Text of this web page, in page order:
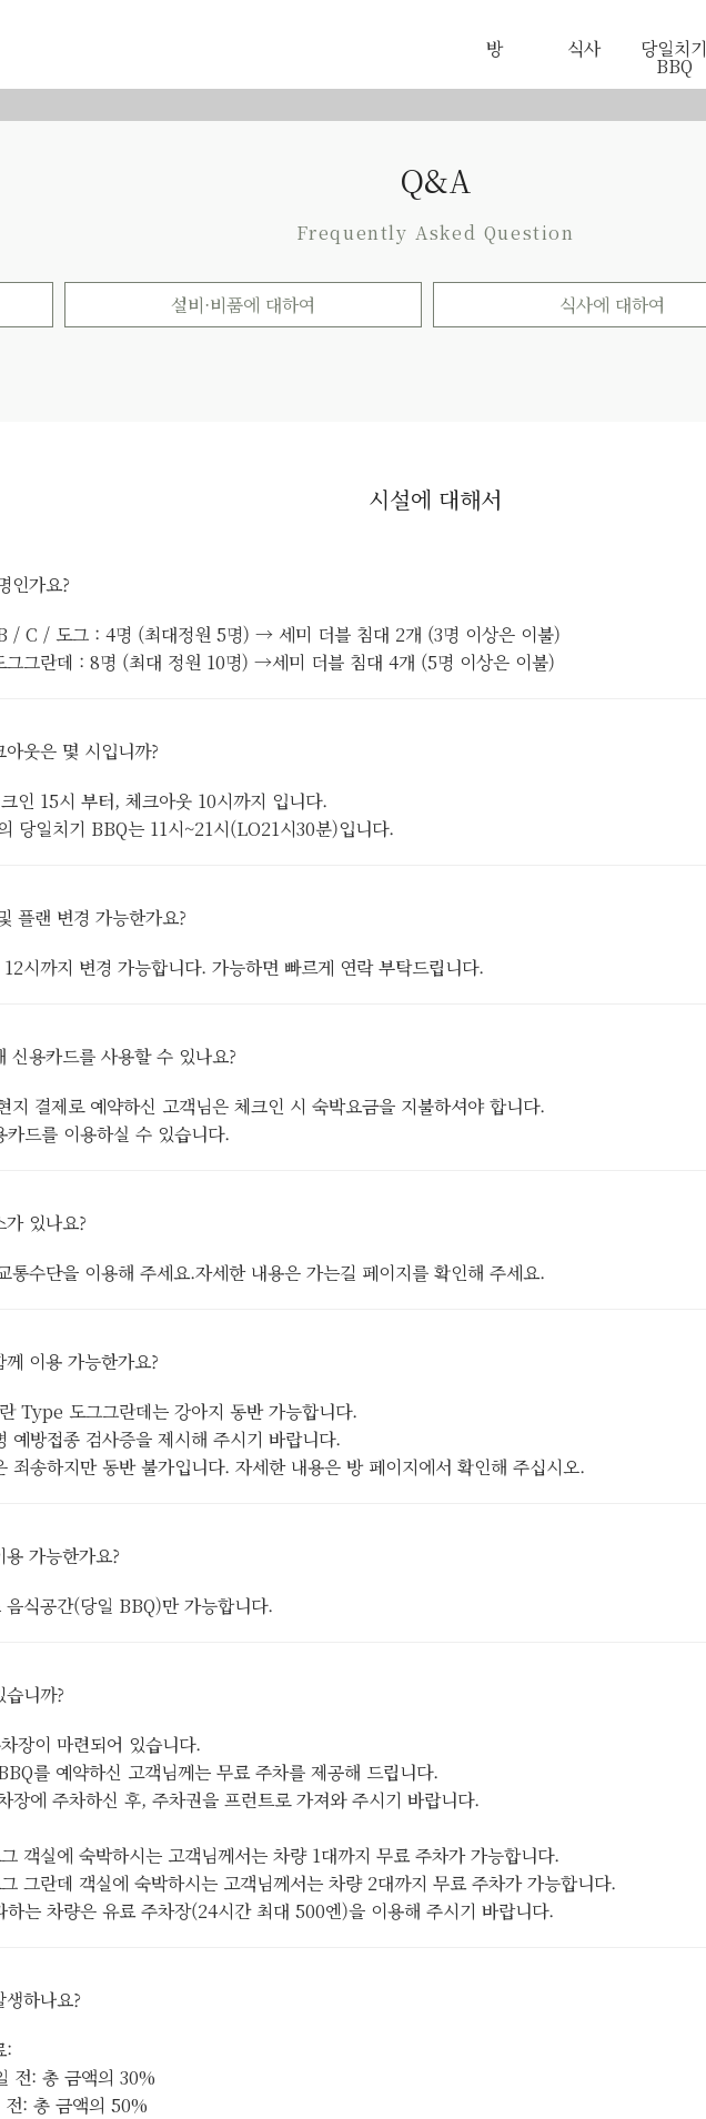
방 식사 당일치기
BBQ
Q&A
Frequently Asked Question
설비·비품에 대하여 식사에 대하여
시설에 대해서
인가요?
/ C / 도그 : 4명 (최대정원 5명) → 세미 더블 침대 2개 (3명 이상은 이불)
그란데 : 8명 (최대 정원 10명) →세미 더블 침대 4개 (5명 이상은 이불)
웃은 몇 시입니까?
인 15시 부터, 체크아웃 10시까지 입니다.
당일치기 BBQ는 11시~21시(LO21시30분)입니다.
플랜 변경 가능한가요?
시까지 변경 가능합니다. 가능하면 빠르게 연락 부탁드립니다.
신용카드를 사용할 수 있나요?
지 결제로 예약하신 고객님은 체크인 시 숙박요금을 지불하셔야 합니다.
카드를 이용하실 수 있습니다.
있나요?
통수단을 이용해 주세요.자세한 내용은 가는길 페이지를 확인해 주세요.
이용 가능한가요?
Type 도그그란데는 강아지 동반 가능합니다.
예방접종 검사증을 제시해 주시기 바랍니다.
죄송하지만 동반 불가입니다. 자세한 내용은 방 페이지에서 확인해 주십시오.
가능한가요?
음식공간(당일 BBQ)만 가능합니다.
니까?
장이 마련되어 있습니다.
를 예약하신 고객님께는 무료 주차를 제공해 드립니다.
장에 주차하신 후, 주차권을 프런트로 가져와 주시기 바랍니다.
객실에 숙박하시는 고객님께서는 차량 1대까지 무료 주차가 가능합니다.
그란데 객실에 숙박하시는 고객님께서는 차량 2대까지 무료 주차가 가능합니다.
하는 차량은 유료 주차장(24시간 최대 500엔)을 이용해 주시기 바랍니다.
하나요?
:
전: 총 금액의 30%
전: 총 금액의 50%